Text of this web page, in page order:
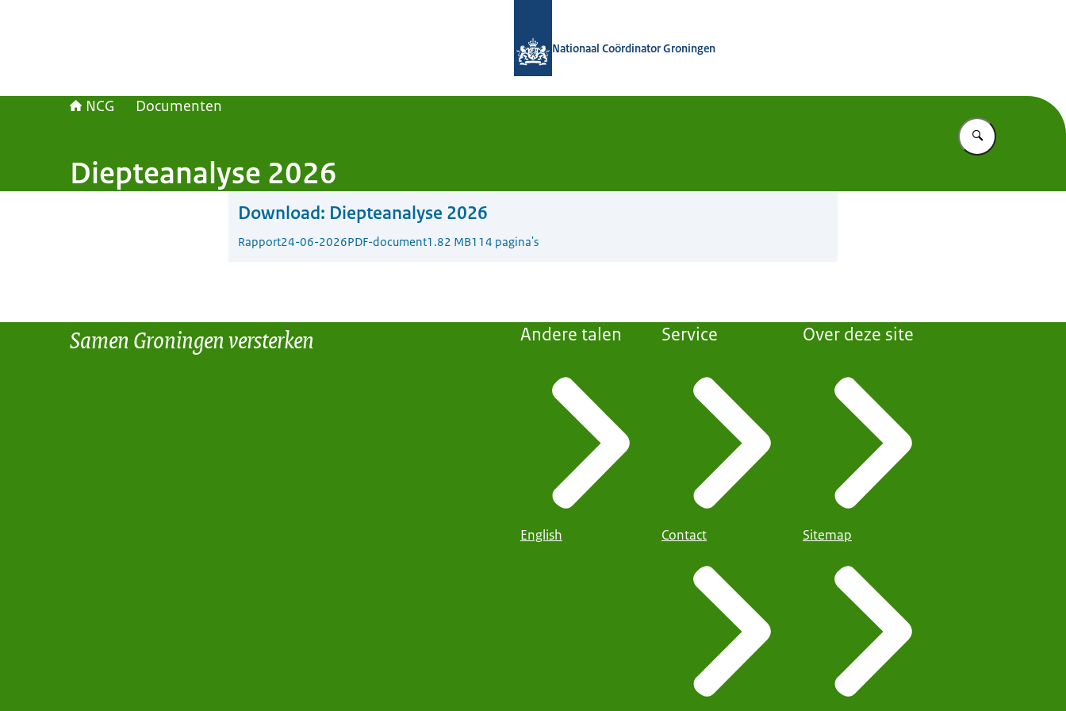
Nationaal Coördinator Groningen
NCG Documenten
Vul in wat u
Diepteanalyse 2026
Download: Diepteanalyse 2026
Rapport24-06-2026PDF-document1.82 MB114 pagina's
Samen Groningen versterken Andere talen
English
Service
Contact
Over deze site
Sitemap